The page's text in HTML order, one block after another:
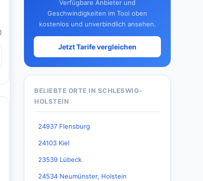
Verfügbare Anbieter und
Geschwindigkeiten im Tool oben
kostenlos und unverbindlich ansehen.
Jetzt Tarife vergleichen
BELIEBTE ORTE IN SCHLESWIG-
HOLSTEIN
24937 Flensburg
24103 Kiel
23539 Lübeck
24534 Neumünster, Holstein